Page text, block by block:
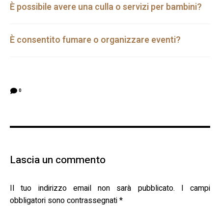
È possibile avere una culla o servizi per bambini?
È consentito fumare o organizzare eventi?
0
Lascia un commento
Il tuo indirizzo email non sarà pubblicato.
I campi
obbligatori sono contrassegnati*